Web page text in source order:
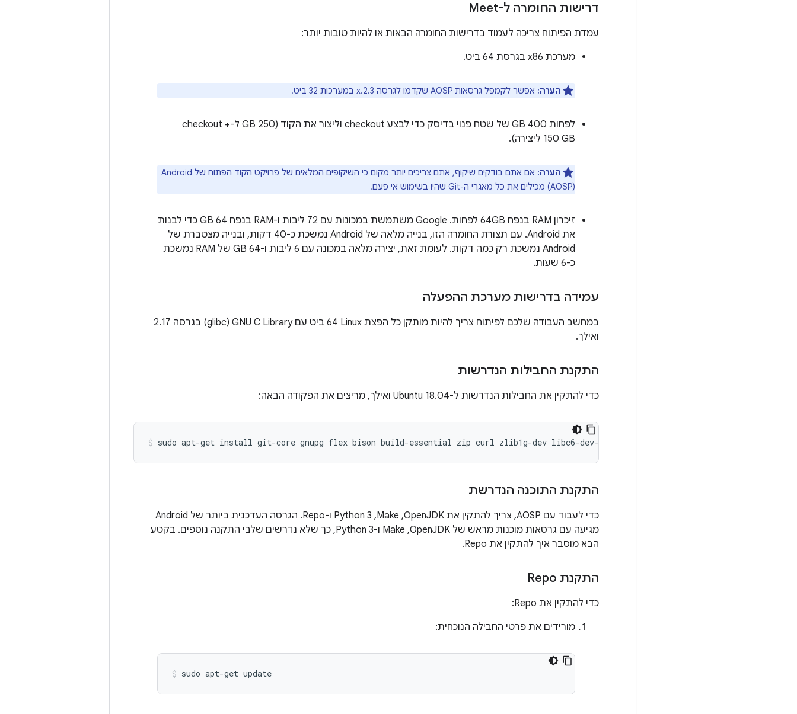
דרישות החומרה ל-Meet
עמדת הפיתוח צריכה לעמוד בדרישות החומרה הבאות או להיות טובות יותר:
מערכת x86 בגרסת 64 ביט.
הערה: אפשר לקמפל גרסאות AOSP שקדמו לגרסה 2.3.x במערכות 32 ביט.
לפחות 400 GB של שטח פנוי בדיסק כדי לבצע checkout וליצור את הקוד (250 GB ל-checkout +
150 GB ליצירה).
הערה:
(AOSP) מכילים את כל מאגרי ה-Git שהיו בשימוש אי פעם.
זיכרון RAM בנפח 64GB לפחות. ‫Google משתמשת במכונות עם 72 ליבות ו-RAM בנפח 64 GB כדי לבנות
את Android. עם תצורת החומרה הזו, בנייה מלאה של Android נמשכת כ-40 דקות, ובנייה מצטברת של
Android נמשכת רק כמה דקות. לעומת זאת, יצירה מלאה במכונה עם 6 ליבות ו-64 GB של RAM נמשכת
כ-6 שעות.
עמידה בדרישות מערכת ההפעלה
במחשב העבודה שלכם לפיתוח צריך להיות מותקן כל הפצת Linux‏ 64 ביט עם GNU C Library‏ (glibc) בגרסה 2.17
ואילך.
התקנת החבילות הנדרשות
כדי להתקין את החבילות הנדרשות ל-Ubuntu 18.04 ואילך, מריצים את הפקודה הבאה:
sudo apt-get install git-core gnupg flex bison build-essential zip curl zlib1g-dev libc6-dev-i386
התקנת התוכנה הנדרשת
כדי לעבוד עם AOSP, צריך להתקין את OpenJDK,‏ Make,‏ Python 3 ו-Repo. הגרסה העדכנית ביותר של Android
מגיעה עם גרסאות מוכנות מראש של OpenJDK,‏ Make ו-Python 3, כך שלא נדרשים שלבי התקנה נוספים. בקטע
הבא מוסבר איך להתקין את Repo.
התקנת Repo
כדי להתקין את Repo:
מורידים את פרטי החבילה הנוכחית:
sudo apt-get update